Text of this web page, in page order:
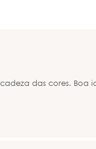
das cores. Boa